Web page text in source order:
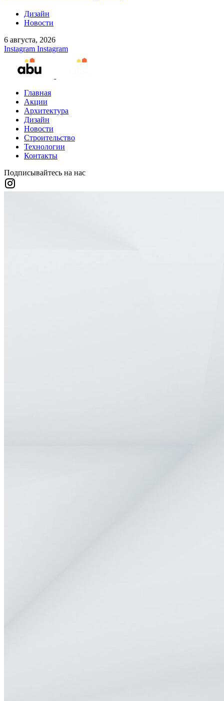
Дизайн
Новости
6 августа, 2026
Instagram Instagram
Главная
Акции
Архитектура
Дизайн
Новости
Строительство
Технологии
Контакты
Подписывайтесь на нас